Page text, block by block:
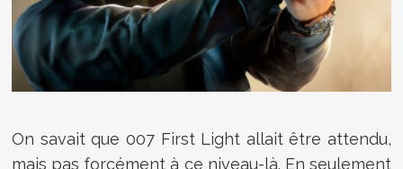
On savait que 007 First Light allait être attendu,
mais pas forcément à ce niveau-là. En seulement